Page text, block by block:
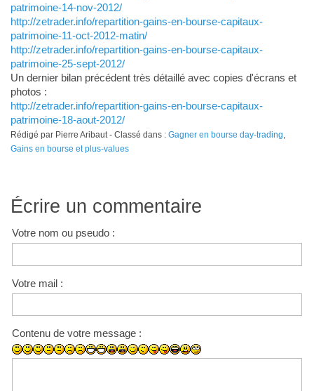
patrimoine-14-nov-2012/
http://zetrader.info/repartition-gains-en-bourse-capitaux-
patrimoine-11-oct-2012-matin/
http://zetrader.info/repartition-gains-en-bourse-capitaux-
patrimoine-25-sept-2012/
Un dernier bilan précédent très détaillé avec copies d'écrans et
photos :
http://zetrader.info/repartition-gains-en-bourse-capitaux-
patrimoine-18-aout-2012/
Rédigé par Pierre Aribaut - Classé dans : Gagner en bourse day-trading
Gains en bourse et plus-values
Écrire un commentaire
Votre nom ou pseudo :
Votre mail :
Contenu de votre message :